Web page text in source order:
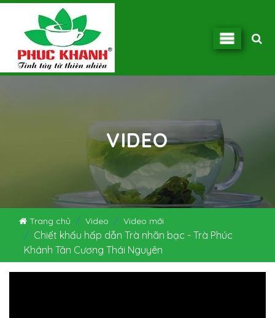
VIDEO
Trang chủ Video Video mới
Chiết khấu hấp dẫn Trà nhãn bạc - Trà Phúc
Khánh Tân Cương Thái Nguyên